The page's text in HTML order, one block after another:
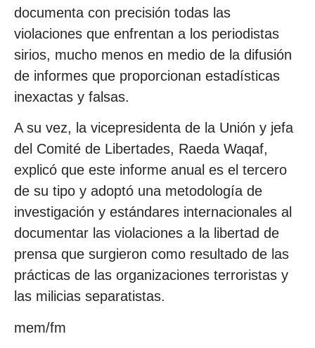
documenta con precisión todas las
violaciones que enfrentan a los periodistas
sirios, mucho menos en medio de la difusión
de informes que proporcionan estadísticas
inexactas y falsas.
A su vez, la vicepresidenta de la Unión y jefa
del Comité de Libertades, Raeda Waqaf,
explicó que este informe anual es el tercero
de su tipo y adoptó una metodología de
investigación y estándares internacionales al
documentar las violaciones a la libertad de
prensa que surgieron como resultado de las
prácticas de las organizaciones terroristas y
las milicias separatistas.
mem/fm